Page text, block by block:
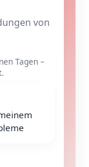
von
Tagen –